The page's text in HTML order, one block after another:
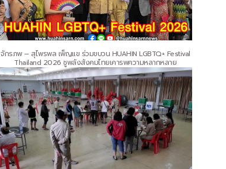
จักรภพ – สุไพรพล เพ็ญแข ร่วมขบวน HUAHIN LGBTQ+ Festival
Thailand 2026 ชูพลังสังคมไทยเคารพความหลากหลาย